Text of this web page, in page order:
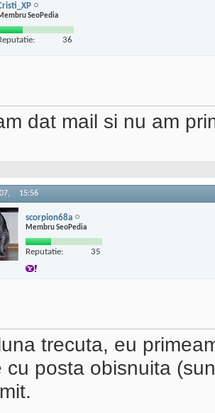
SeoPedia
36
dat mail si nu am
15:56
scorpion68a
Membru SeoPedia
Reputatie: 35
trecuta, eu
cu posta obisnuita